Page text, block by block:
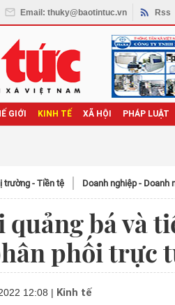
Email: thuky@baotintuc.vn Rss
GIỚI KINH TẾ XÃ HỘI PHÁP LUẬT
trường - Tiền tệ Doanh nghiệp - Doanh
quảng bá và
phối trực
12:08 | Kinh tế